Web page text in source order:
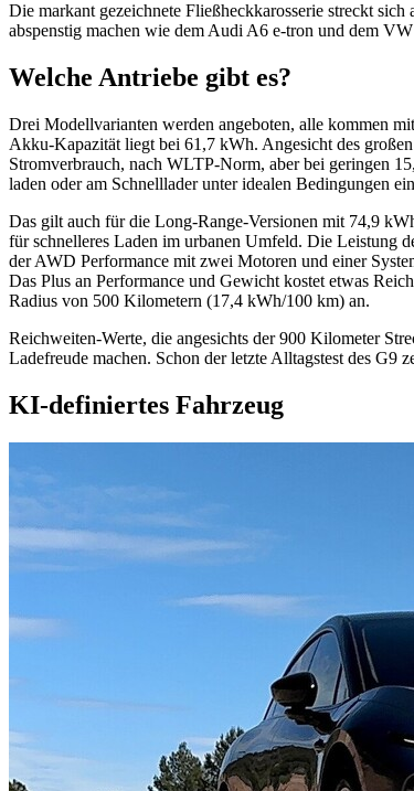
Die markant gezeichnete Fließheckkarosserie streckt
abspenstig machen wie dem Audi A6 e-tron und dem
Welche Antriebe gibt es?
Drei Modellvarianten werden angeboten, alle kommen
Akku-Kapazität liegt bei 61,7 kWh. Angesicht des
Stromverbrauch, nach WLTP-Norm, aber bei geringen
laden oder am Schnelllader unter idealen Bedingungen
Das gilt auch für die Long-Range-Versionen mit 74,9
für schnelleres Laden im urbanen Umfeld. Die Leistung
der AWD Performance mit zwei Motoren und einer
Das Plus an Performance und Gewicht kostet etwas
Radius von 500 Kilometern (17,4 kWh/100 km) an.
Reichweiten-Werte, die angesichts der 900 Kilometer
Ladefreude machen. Schon der letzte Alltagstest des G9
KI-definiertes Fahrzeug